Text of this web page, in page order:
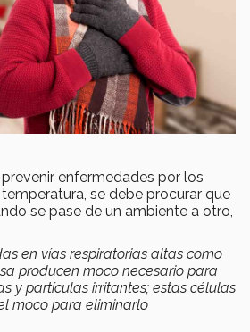
enfermedades por los
se debe procurar que
se pase de un ambiente a otro,
en vías respiratorias altas como
producen moco necesario para
y partículas irritantes; estas células
moco para eliminarlo